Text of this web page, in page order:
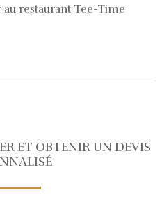
restaurant Tee-Time
ET OBTENIR UN DEVIS